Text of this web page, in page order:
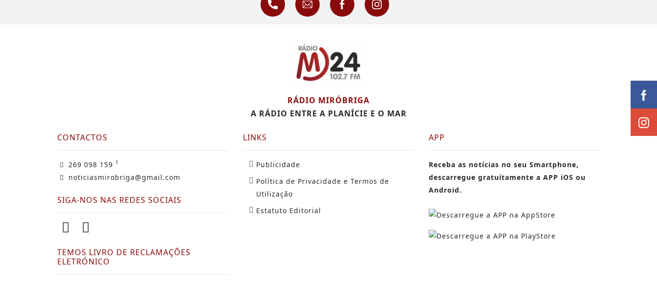
RÁDIO MIRÓBRIGA
A RÁDIO ENTRE A PLANÍCIE E O MAR
CONTACTOS
269 098 159 1
noticiasmirobriga@gmail.com
SIGA-NOS NAS REDES SOCIAIS
TEMOS LIVRO DE RECLAMAÇÕES
ELETRÓNICO
LINKS
Publicidade
Política de Privacidade e Termos de
Utilização
Estatuto Editorial
APP
Receba as notícias no seu Smartphone,
descarregue gratuítamente a APP iOS ou
Android.